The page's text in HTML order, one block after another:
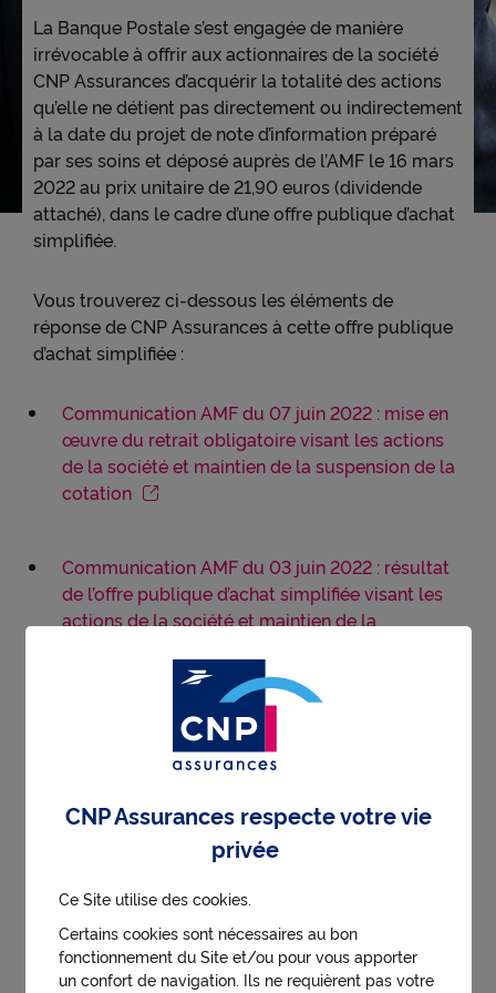
Accessibilité
La Banque Postale s’est engagée de manière
irrévocable à offrir aux actionnaires de la société
CNP Assurances d’acquérir la totalité des actions
qu’elle ne détient pas directement ou indirectement
à la date du projet de note d’information préparé
par ses soins et déposé auprès de l’AMF le 16 mars
2022 au prix unitaire de 21,90 euros (dividende
attaché), dans le cadre d’une offre publique d’achat
simplifiée.
Vous trouverez ci-dessous les éléments de
réponse de CNP Assurances à cette offre publique
d’achat simplifiée :
Communication AMF du 07 juin 2022 : mise en
œuvre du retrait obligatoire visant les actions
de la société et maintien de la suspension de la
cotation
Communication AMF du 03 juin 2022 : résultat
de l’offre publique d’achat simplifiée visant les
actions de la société et maintien de la
Communiqué du 29 avril 2022 relatif à la mise à
disposition du document Autres
Document Autres informations CNP
Assurances - 26 avril 2022
Communiqué du 26 avril 2022 relatif à la mise à
disposition de la note en réponse de CNP
Assurances
CNP Assurances respecte votre vie
privée
Ce Site utilise des cookies.
Certains cookies sont nécessaires au bon
fonctionnement du Site et/ou pour vous apporter
un confort de navigation. Ils ne requièrent pas votre